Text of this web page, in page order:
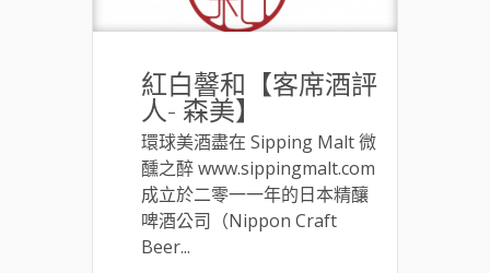
紅白韾和【客席酒評
人- 森美】
環球美酒盡在 Sipping Malt 微
醺之醉 www.sippingmalt.com
成立於二零一一年的日本精釀
啤酒公司（Nippon Craft
Beer...